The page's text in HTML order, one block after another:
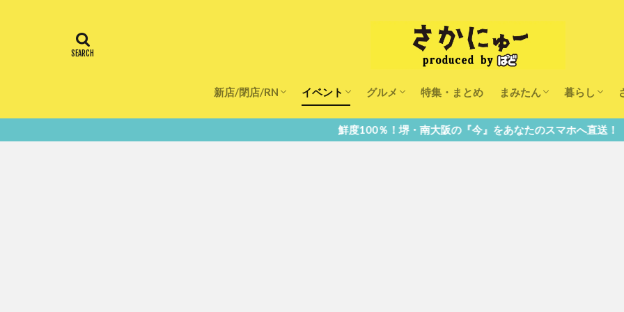
新店/閉店/RN イベント
キッズ
グルメ
ランチ
カフェ
特集・まとめ まみたん
まみたんイベント・おで
習い事・キャンペーン
幼稚園・こども園・保育
暮らし
医療
美容・健康
大人の習い
キッズ
子供の教育
子供の習い
おしごと
鮮度100％！堺・南大阪の『今』をあなたのスマホへ直送！